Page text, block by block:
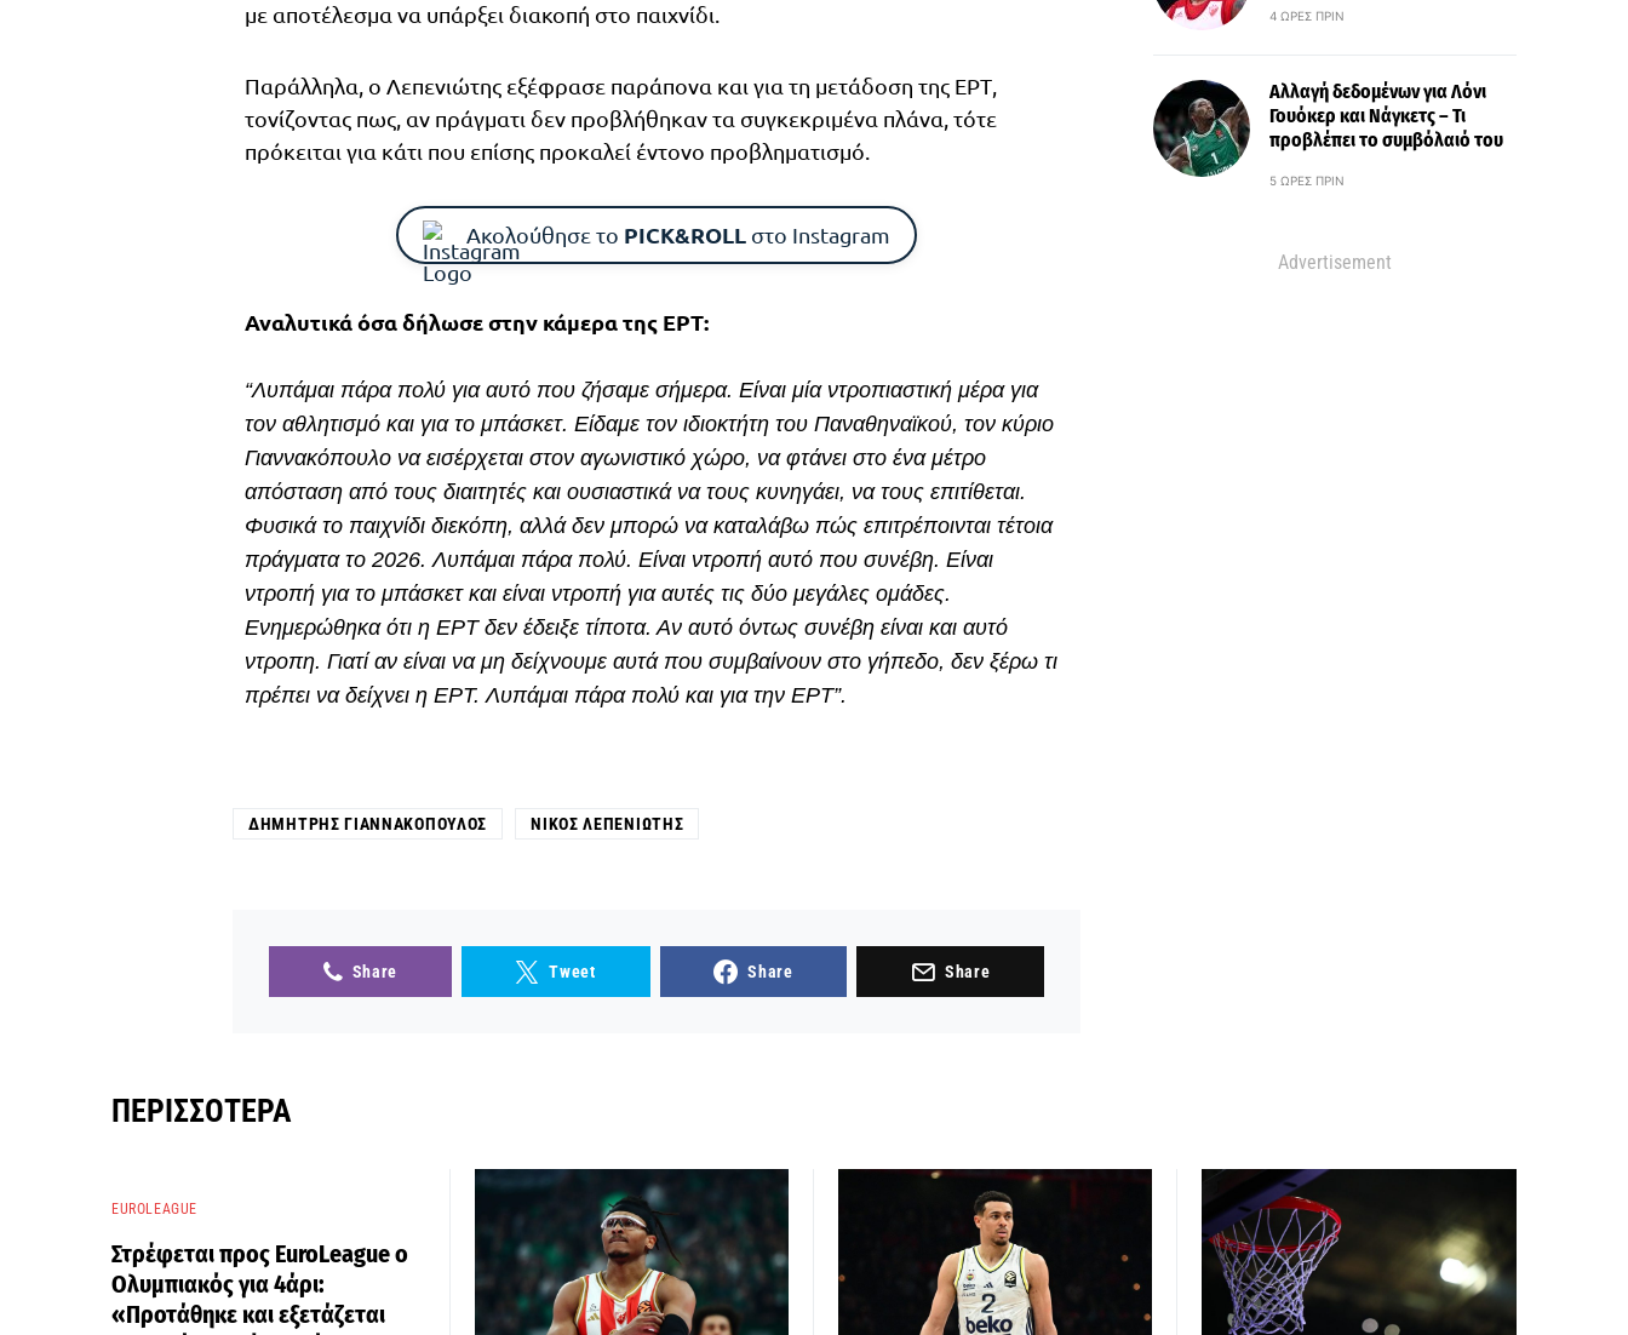
με αποτέλεσμα να υπάρξει διακοπή στο παιχνίδι.
Παράλληλα, ο Λεπενιώτης εξέφρασε παράπονα και για τη μετάδοση της ΕΡΤ,
τονίζοντας πως, αν πράγματι δεν προβλήθηκαν τα συγκεκριμένα πλάνα, τότε
πρόκειται για κάτι που επίσης προκαλεί έντονο προβληματισμό.
Ακολούθησε το PICK&ROLL στο Instagram
Αναλυτικά όσα δήλωσε στην κάμερα της ΕΡΤ:
“Λυπάμαι πάρα πολύ για αυτό που ζήσαμε σήμερα. Είναι μία ντροπιαστική μέρα για
τον αθλητισμό και για το μπάσκετ. Είδαμε τον ιδιοκτήτη του Παναθηναϊκού, τον κύριο
Γιαννακόπουλο να εισέρχεται στον αγωνιστικό χώρο, να φτάνει στο ένα μέτρο
απόσταση από τους διαιτητές και ουσιαστικά να τους κυνηγάει, να τους επιτίθεται.
Φυσικά το παιχνίδι διεκόπη, αλλά δεν μπορώ να καταλάβω πώς επιτρέποινται τέτοια
πράγματα το 2026. Λυπάμαι πάρα πολύ. Είναι ντροπή αυτό που συνέβη. Είναι
ντροπή για το μπάσκετ και είναι ντροπή για αυτές τις δύο μεγάλες ομάδες.
Ενημερώθηκα ότι η ΕΡΤ δεν έδειξε τίποτα. Αν αυτό όντως συνέβη είναι και αυτό
ντροπη. Γιατί αν είναι να μη δείχνουμε αυτά που συμβαίνουν στο γήπεδο, δεν ξέρω τι
πρέπει να δείχνει η ΕΡΤ. Λυπάμαι πάρα πολύ και για την ΕΡΤ”.
ΔΗΜΉΤΡΗΣ ΓΙΑΝΝΑΚΌΠΟΥΛΟΣ ΝΊΚΟΣ ΛΕΠΕΝΙΏΤΗΣ
Share Tweet Share Share
4 ΏΡΕΣ ΠΡΙΝ
Αλλαγή δεδομένων για Λόνι
Γουόκερ και Νάγκετς – Τι
προβλέπει το συμβόλαιό του
5 ΏΡΕΣ ΠΡΙΝ
Advertisement
ΠΕΡΙΣΣΌΤΕΡΑ
EUROLEAGUE
Στρέφεται προς EuroLeague ο
Ολυμπιακός για 4άρι:
«Προτάθηκε και εξετάζεται